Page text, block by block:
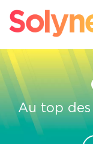
Au top